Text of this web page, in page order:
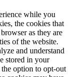
while you
the cookies that
as they are
of the website.
and understand
stored in your
option to opt-out